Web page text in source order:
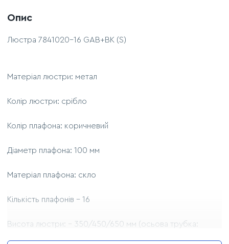
Опис
Люстра 7841020-16 GAB+BK (S)
Матеріал люстри: метал
Колір люстри: срібло
Колір плафона: коричневий
Діаметр плафона: 100 мм
Матеріал плафона: скло
Кількість плафонів – 16
Висота люстри: - 350/450/650 мм (осьова трубка: